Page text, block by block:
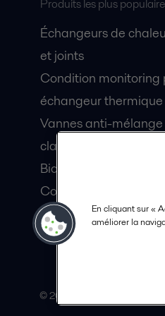
Produits les plus
Échangeurs de
et joints
Condition monitoring
échangeur thermique
Vannes anti-
clapet Unique Mixproof
Bioréacteurs à
Condition monitoring
Lubrification par air
coque de navire
© 2015-2026, ALFA LAVAL
En cliquant sur «
améliorer la